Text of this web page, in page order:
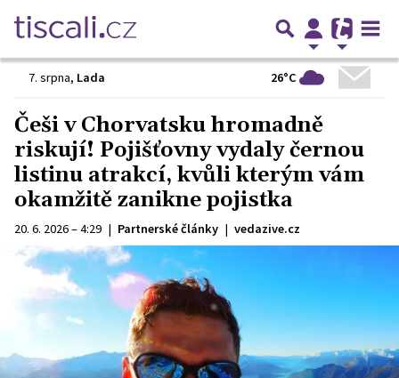
7. srpna, Lada 26°C
Češi v Chorvatsku hromadně
riskují! Pojišťovny vydaly černou
listinu atrakcí, kvůli kterým vám
okamžitě zanikne pojistka
20. 6. 2026 – 4:29 | Partnerské články | vedazive.cz